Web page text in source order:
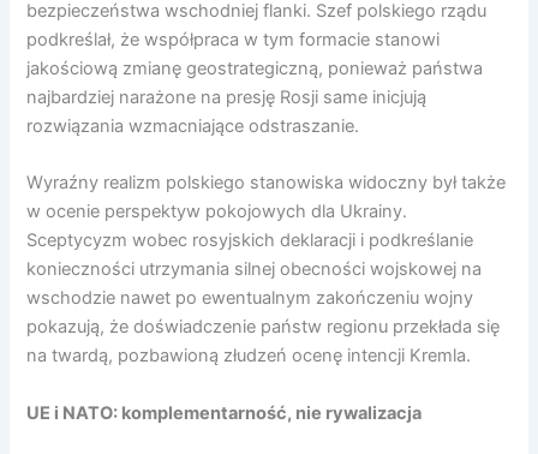
bezpieczeństwa wschodniej flanki. Szef polskiego rządu
podkreślał, że współpraca w tym formacie stanowi
jakościową zmianę geostrategiczną, ponieważ państwa
najbardziej narażone na presję Rosji same inicjują
rozwiązania wzmacniające odstraszanie.
Wyraźny realizm polskiego stanowiska widoczny był także
w ocenie perspektyw pokojowych dla Ukrainy.
Sceptycyzm wobec rosyjskich deklaracji i podkreślanie
konieczności utrzymania silnej obecności wojskowej na
wschodzie nawet po ewentualnym zakończeniu wojny
pokazują, że doświadczenie państw regionu przekłada się
na twardą, pozbawioną złudzeń ocenę intencji Kremla.
UE i NATO: komplementarność, nie rywalizacja